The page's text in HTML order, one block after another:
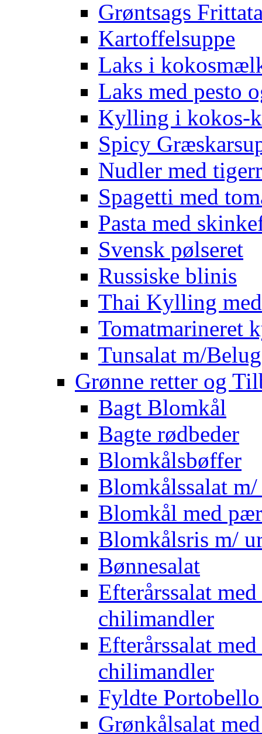
Grøntsags
Kartoffelsuppe
Laks i
Laks med pesto
Kylling i kokos-
Spicy
Nudler med
Spagetti med
Pasta med
Svensk pølseret
Russiske blinis
Thai Kylling
Tomatmarineret
Tunsalat m/
Grønne retter og
Bagt Blomkål
Bagte rødbeder
Blomkålsbøffer
Blomkålssalat
Blomkål med
Blomkålsris m/
Bønnesalat
Efterårssalat
chilimandler
Efterårssalat
chilimandler
Fyldte
Grønkålsalat